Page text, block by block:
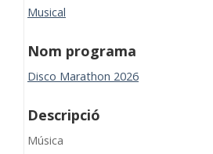
Musical
Nom programa
Disco Marathon 2026
Descripció
Música